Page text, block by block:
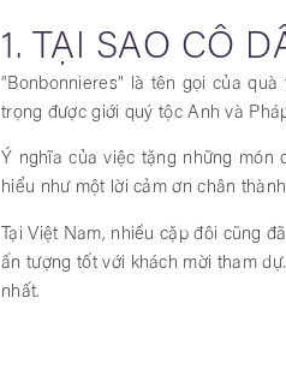
1. TẠI SAO CÔ
“Bonbonnieres” là tên gọi của
trọng được giới quý tộc Anh và
Ý nghĩa của việc tặng những món
hiểu như một lời cảm ơn chân
Tại Việt Nam, nhiều cặp đôi cũng
ấn tượng tốt với khách mời tham
nhất.